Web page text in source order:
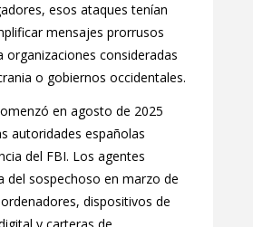
esos ataques tenían
mensajes prorrusos
organizaciones consideradas
o gobiernos occidentales.
en agosto de 2025
autoridades españolas
del FBI. Los agentes
del sospechoso en marzo de
dispositivos de